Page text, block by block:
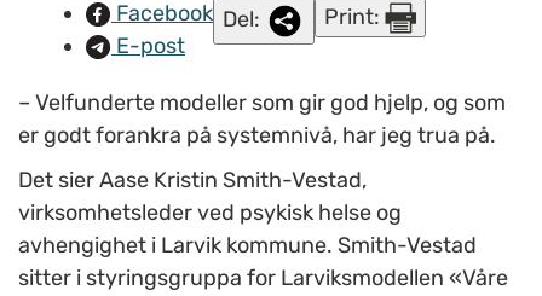
Facebook
E-post
Del: Print:
– Velfunderte modeller som gir god hjelp, og som
er godt forankra på systemnivå, har jeg trua på.
Det sier Aase Kristin Smith-Vestad,
virksomhetsleder ved psykisk helse og
avhengighet i Larvik kommune. Smith-Vestad
sitter i styringsgruppa for Larviksmodellen «Våre